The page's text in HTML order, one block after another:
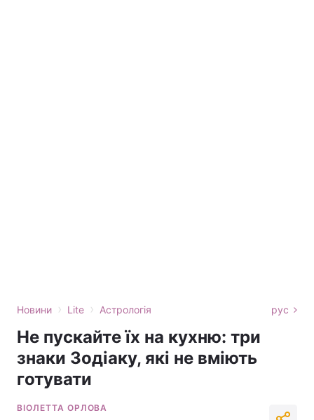
Новини › Lite › Астрологія рус
Не пускайте їх на кухню: три
знаки Зодіаку, які не вміють
готувати
ВІОЛЕТТА ОРЛОВА